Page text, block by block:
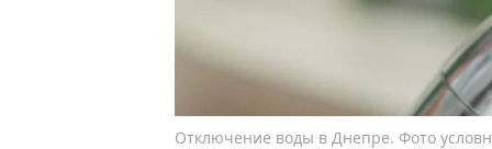
Отключение воды в Днепре. Фото